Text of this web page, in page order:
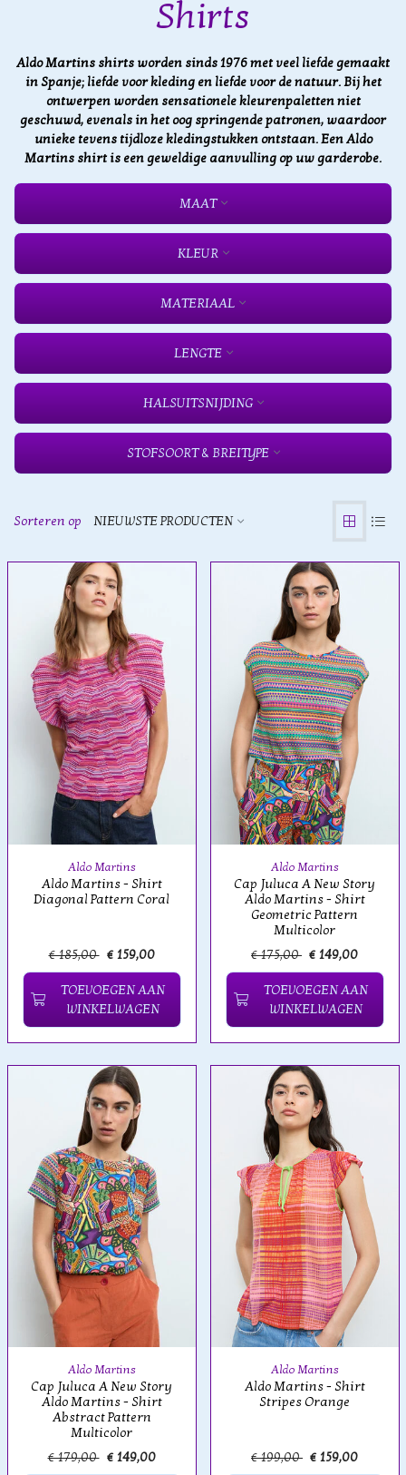
Shirts
Aldo Martins shirts worden sinds 1976 met veel liefde gemaakt
in Spanje; liefde voor kleding en liefde voor de natuur. Bij het
ontwerpen worden sensationele kleurenpaletten niet
geschuwd, evenals in het oog springende patronen, waardoor
unieke tevens tijdloze kledingstukken ontstaan. Een Aldo
Martins shirt is een geweldige aanvulling op uw garderobe.
MAAT
KLEUR
MATERIAAL
LENGTE
HALSUITSNIJDING
STOFSOORT & BREITYPE
Sorteren op NIEUWSTE PRODUCTEN
Aldo Martins
Aldo Martins - Shirt
Diagonal Pattern Coral
€ 185,00 € 159,00
TOEVOEGEN AAN
WINKELWAGEN
Aldo Martins
Cap Juluca A New Story
Aldo Martins - Shirt
Geometric Pattern
Multicolor
€ 175,00 € 149,00
TOEVOEGEN AAN
WINKELWAGEN
Aldo Martins
Cap Juluca A New Story
Aldo Martins - Shirt
Abstract Pattern
Multicolor
€ 179,00 € 149,00
Aldo Martins
Aldo Martins - Shirt
Stripes Orange
€ 199,00 € 159,00